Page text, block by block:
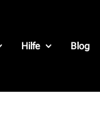
Hilfe Blog